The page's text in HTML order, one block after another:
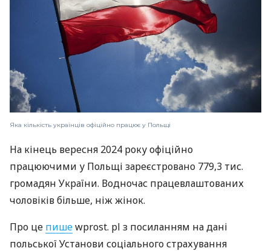
Яка кількість українців офіційно працює у Польщі
На кінець вересня 2024 року офіційно
працюючими у Польщі зареєстровано 779,3 тис.
громадян України. Водночас працевлаштованих
чоловіків більше, ніж жінок.
Про це пишеwprost. pl з посиланням на дані
польської Установи соціального страхування